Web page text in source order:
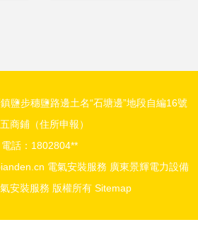
鹽步穗鹽路邊土名“石塘邊”地段自編16號
商鋪（住所申報）
電話：1802804**
電氣安裝服務 廣東景輝電力設備
安裝服務 版權所有 Sitemap